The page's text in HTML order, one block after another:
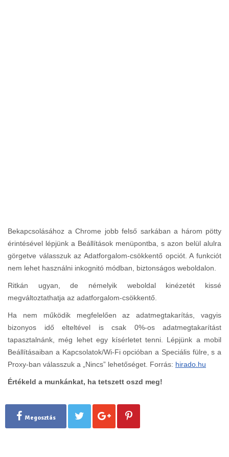
Bekapcsolásához a Chrome jobb felső sarkában a három pötty
érintésével lépjünk a Beállítások menüpontba, s azon belül alulra
görgetve válasszuk az Adatforgalom-csökkentő opciót. A funkciót
nem lehet használni inkognitó módban, biztonságos weboldalon.
Ritkán ugyan, de némelyik weboldal kinézetét kissé
megváltoztathatja az adatforgalom-csökkentő.
Ha nem működik megfelelően az adatmegtakarítás, vagyis
bizonyos idő elteltével is csak 0%-os adatmegtakarítást
tapasztalnánk, még lehet egy kísérletet tenni. Lépjünk a mobil
Beállításaiban a Kapcsolatok/Wi-Fi opcióban a Speciális fülre, s a
Proxy-ban válasszuk a „Nincs” lehetőséget. Forrás: hirado.hu
Értékeld a munkánkat, ha tetszett oszd meg!
Megosztás